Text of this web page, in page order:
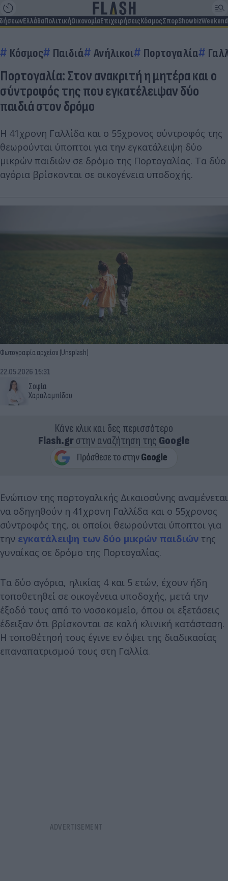
ΕλλάδαΠολιτικήΟικονομίαΕπιχειρήσειςΚόσμοςΣπορShowbizWeekend
Κόσμος Παιδιά Ανήλικοι Πορτογαλία
Πορτογαλία: Στον ανακριτή η μητέρα και ο
σύντροφός της που εγκατέλειψαν δύο
παιδιά στον δρόμο
Η 41χρονη Γαλλίδα και ο 55χρονος σύντροφός της
θεωρούνται ύποπτοι για την εγκατάλειψη δύο
μικρών παιδιών σε δρόμο της Πορτογαλίας. Τα δύο
αγόρια βρίσκονται σε οικογένεια υποδοχής.
Φωτογραφία αρχείου (Unsplash)
Σοφία
Χαραλαμπίδου
22.05.2026 15:31
Κάνε κλικ και δες περισσότερο
Flash.grστην αναζήτηση της Google
Ενώπιον της πορτογαλικής Δικαιοσύνης αναμένεται
να οδηγηθούν η 41χρονη Γαλλίδα και ο 55χρονος
σύντροφός της, οι οποίοι θεωρούνται ύποπτοι για
την εγκατάλειψη των δύο μικρών παιδιών της
γυναίκας σε δρόμο της Πορτογαλίας.
Τα δύο αγόρια, ηλικίας 4 και 5 ετών, έχουν ήδη
τοποθετηθεί σε οικογένεια υποδοχής, μετά την
έξοδό τους από το νοσοκομείο, όπου οι εξετάσεις
έδειξαν ότι βρίσκονται σε καλή κλινική κατάσταση.
Η τοποθέτησή τους έγινε εν όψει της διαδικασίας
επαναπατρισμού τους στη Γαλλία.